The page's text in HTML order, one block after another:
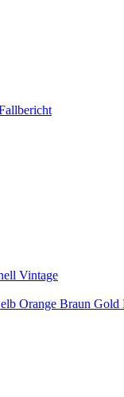
Vintage
Orange Braun Gold